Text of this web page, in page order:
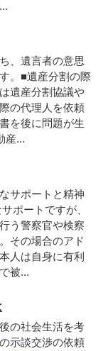
、遺言者の意思
。■遺産分割の際
遺産分割協議や
の代理人を依頼
を後に問題が生
産...
サポートと精神
ポートですが、
う警察官や検察
その場合のアド
人は自身に有利
被...
の社会生活を考
示談交渉の依頼